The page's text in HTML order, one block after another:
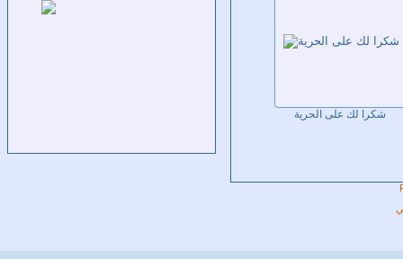
شكرا لك على الحرية